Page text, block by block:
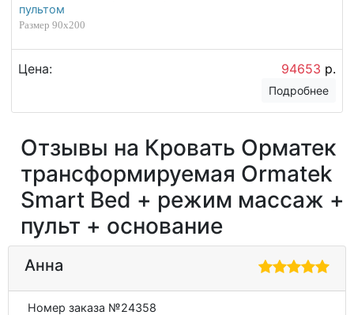
пультом
Размер 90х200
Цена: 94653 р.
Подробнее
Отзывы на Кровать Орматек
трансформируемая Ormatek
Smart Bed + режим массаж +
пульт + основание
Анна
Номер заказа №24358